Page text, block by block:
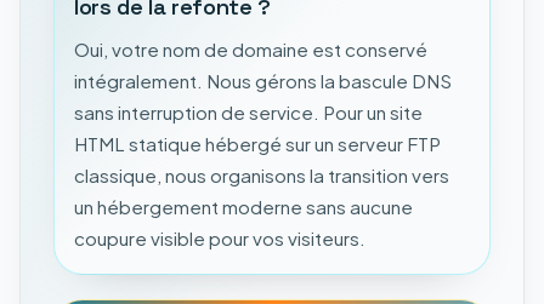
lors de la refonte ?
Oui, votre nom de domaine est conservé
intégralement. Nous gérons la bascule DNS
sans interruption de service. Pour un site
HTML statique hébergé sur un serveur FTP
classique, nous organisons la transition vers
un hébergement moderne sans aucune
coupure visible pour vos visiteurs.